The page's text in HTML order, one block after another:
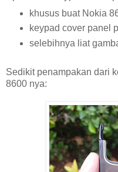
khusus buat Nokia
keypad cover panel
selebihnya liat
Sedikit penampakan dari
8600 nya: